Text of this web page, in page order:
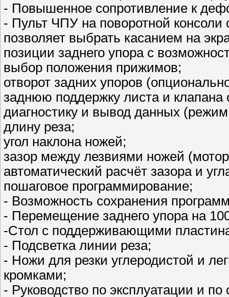
- Повышенное сопротивление к
- Пульт ЧПУ на поворотной
позволяет выбрать касанием на
позиции заднего упора с
выбор положения прижимов;
отворот задних упоров
заднюю поддержку листа и клапана
диагностику и вывод данных
длину реза;
угол наклона ножей;
зазор между лезвиями ножей
автоматический расчёт зазора и
пошаговое программирование;
- Возможность сохранения
- Перемещение заднего упора на
-Стол с поддерживающими
- Подсветка линии реза;
- Ножи для резки углеродистой и
кромками;
- Руководство по эксплуатации и